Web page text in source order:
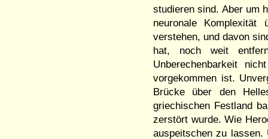
studieren sind. Aber um
neuronale Komplexität
verstehen, und davon
hat, noch weit
Unberechenbarkeit
vorgekommen ist.
Brücke über den
griechischen Festland
zerstört wurde. Wie
auspeitschen zu lassen.